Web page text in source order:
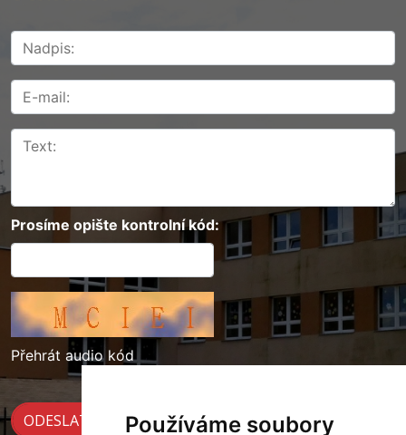
Používáme soubory
Prosíme opište kontrolní kód:
Přehrát audio kód